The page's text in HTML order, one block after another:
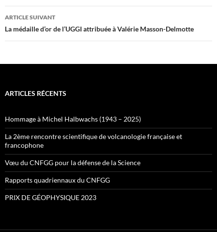
articles
ARTICLE SUIVANT
La médaille d’or de l’UGGI attribuée à Valérie Masson-Delmotte
ARTICLES RÉCENTS
Hommage à Michel Halbwachs (1943 – 2025)
La 2ème rencontre scientifique de volcanologie française et
francophone
Vœu du CNFGG pour la défense de la Science
Rapports quadriennaux du CNFGG
PRIX DE GÉOPHYSIQUE 2023